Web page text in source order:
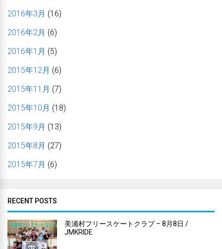
2016年3月 (16)
2016年2月 (6)
2016年1月 (5)
2015年12月 (6)
2015年11月 (7)
2015年10月 (18)
2015年9月 (13)
2015年8月 (27)
2015年7月 (6)
RECENT POSTS
美浦村フリースケートクラブ – 8月8日 /
JMKRIDE